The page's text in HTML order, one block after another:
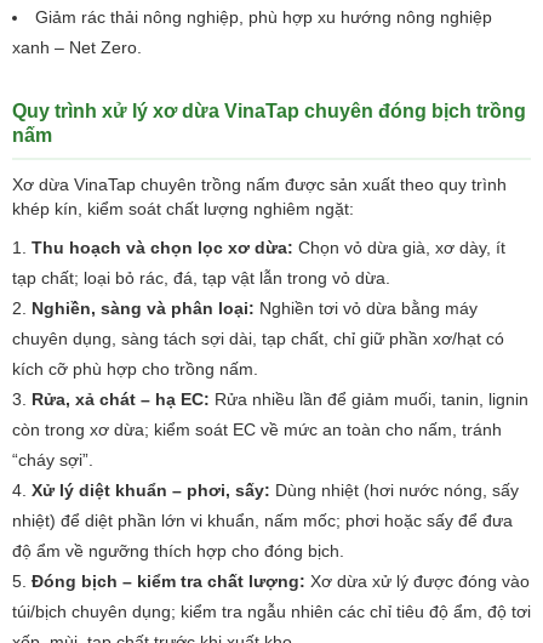
Giảm rác thải nông nghiệp, phù hợp xu hướng nông nghiệp
xanh – Net Zero.
Quy trình xử lý xơ dừa VinaTap chuyên đóng bịch trồng
nấm
Xơ dừa VinaTap chuyên trồng nấm được sản xuất theo quy trình
khép kín, kiểm soát chất lượng nghiêm ngặt:
Thu hoạch và chọn lọc xơ dừa: Chọn vỏ dừa già, xơ dày, ít
tạp chất; loại bỏ rác, đá, tạp vật lẫn trong vỏ dừa.
Nghiền, sàng và phân loại: Nghiền tơi vỏ dừa bằng máy
chuyên dụng, sàng tách sợi dài, tạp chất, chỉ giữ phần xơ/hạt có
kích cỡ phù hợp cho trồng nấm.
Rửa, xả chát – hạ EC: Rửa nhiều lần để giảm muối, tanin, lignin
còn trong xơ dừa; kiểm soát EC về mức an toàn cho nấm, tránh
“cháy sợi”.
Xử lý diệt khuẩn – phơi, sấy: Dùng nhiệt (hơi nước nóng, sấy
nhiệt) để diệt phần lớn vi khuẩn, nấm mốc; phơi hoặc sấy để đưa
độ ẩm về ngưỡng thích hợp cho đóng bịch.
Đóng bịch – kiểm tra chất lượng: Xơ dừa xử lý được đóng vào
túi/bịch chuyên dụng; kiểm tra ngẫu nhiên các chỉ tiêu độ ẩm, độ tơi